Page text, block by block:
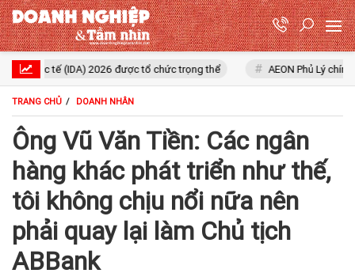
tế (IDA) 2026 được tổ chức trọng thể AEON Phủ Lý chính thức
TRANG CHỦ DOANH NHÂN
Ông Vũ Văn Tiền: Các ngân
hàng khác phát triển như thế,
tôi không chịu nổi nữa nên
phải quay lại làm Chủ tịch
ABBank